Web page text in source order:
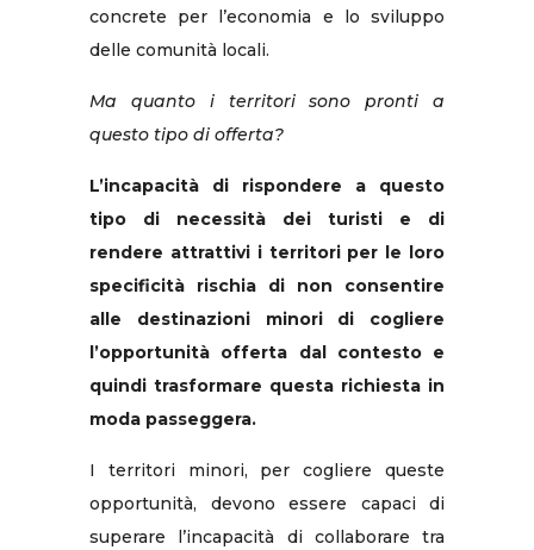
concrete per l’economia e lo sviluppo
delle comunità locali.
Ma quanto i territori sono pronti a
questo tipo di offerta?
L’incapacità di rispondere a questo
tipo di necessità dei turisti e di
rendere attrattivi i territori per le loro
specificità rischia di non consentire
alle destinazioni minori di cogliere
l’opportunità offerta dal contesto e
quindi trasformare questa richiesta in
moda passeggera.
I territori minori, per cogliere queste
opportunità, devono essere capaci di
superare l’incapacità di collaborare tra